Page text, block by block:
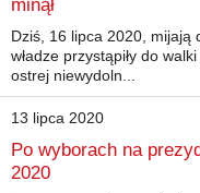
minął
Dziś, 16 lipca 2020, mijają
władze przystąpiły do
ostrej niewydoln...
13 lipca 2020
Po wyborach na
2020